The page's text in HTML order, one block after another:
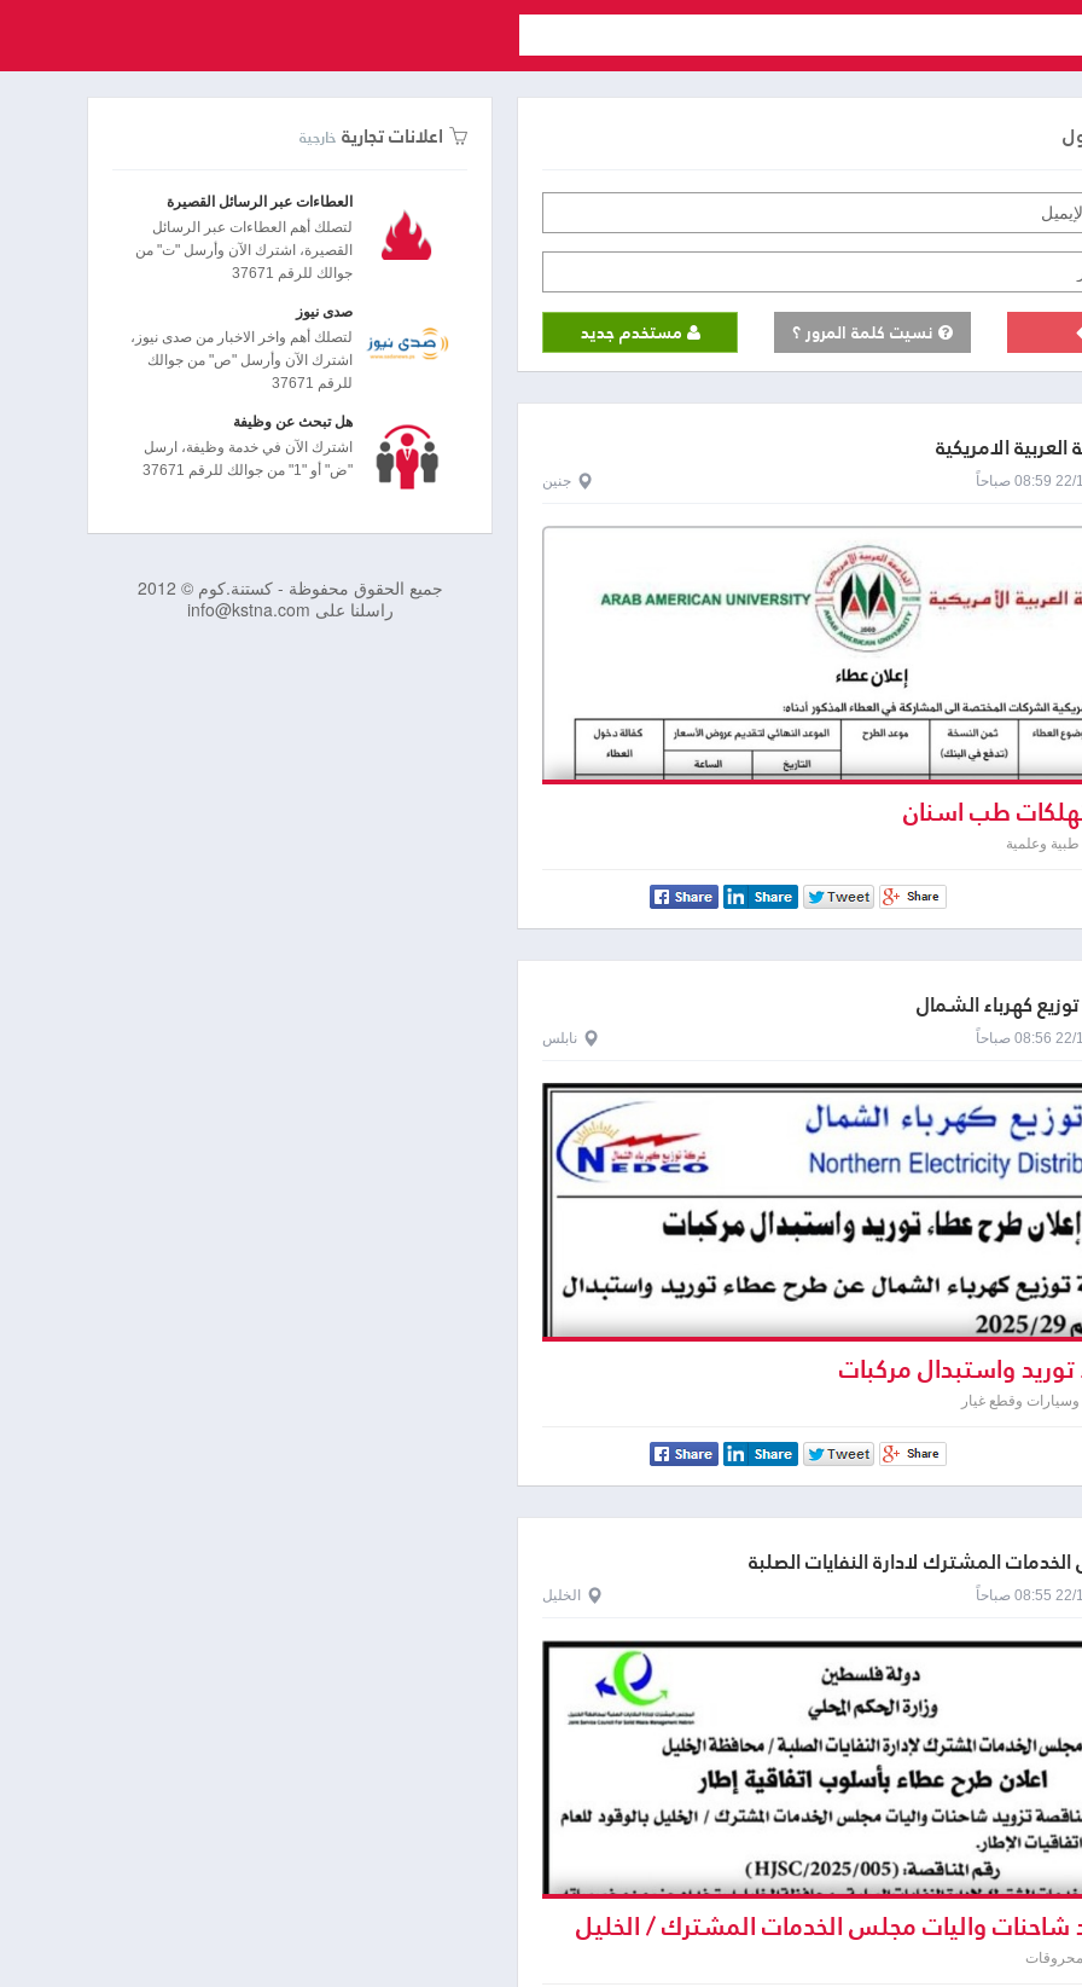
اعلانات تجارية خارجية
العطاءات عبر الرسائل القصيرة
لتصلك أهم العطاءات عبر الرسائل
القصيرة، اشترك الآن وأرسل "ت" من
جوالك للرقم 37671
صدى نيوز
لتصلك أهم واخر الاخبار من صدى نيوز،
اشترك الآن وأرسل "ص" من جوالك
للرقم 37671
هل تبحث عن وظيفة
اشترك الآن في خدمة وظيفة، ارسل
"ض" أو "1" من جوالك للرقم 37671
جميع الحقوق محفوظة - كستنة.كوم © 2012
راسلنا على info@kstna.com
نسيت كلمة المرور ؟ مستخدم جديد
العربية الامريكية
صباحاً جنين
طب اسنان
وعلمية
كهرباء الشمال
صباحاً نابلس
واستبدال مركبات
وقطع غيار
المشترك لادارة النفايات الصلبة
صباحاً الخليل
شاحنات واليات مجلس الخدمات المشترك / الخليل